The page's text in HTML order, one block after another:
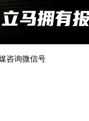
咨询微信号